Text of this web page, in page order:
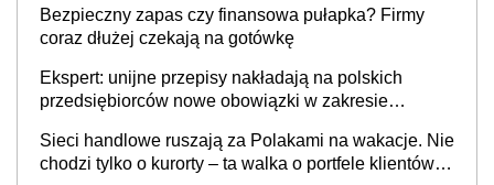
Bezpieczny zapas czy finansowa pułapka? Firmy
coraz dłużej czekają na gotówkę
Ekspert: unijne przepisy nakładają na polskich
przedsiębiorców nowe obowiązki w zakresie
Sieci handlowe ruszają za Polakami na wakacje. Nie
chodzi tylko o kurorty – ta walka o portfele klientów